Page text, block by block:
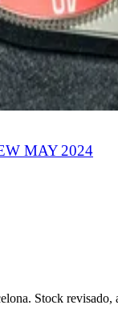
MAY 2024
Stock revisado,